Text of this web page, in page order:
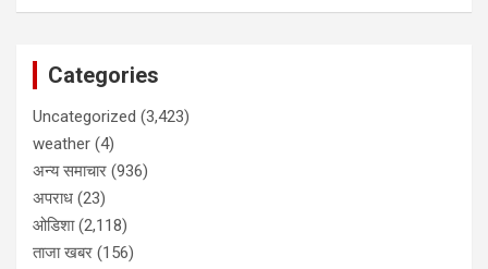
Categories
Uncategorized (3,423)
weather (4)
अन्य समाचार (936)
अपराध (23)
ओडिशा(2,118)
ताजा खबर (156)